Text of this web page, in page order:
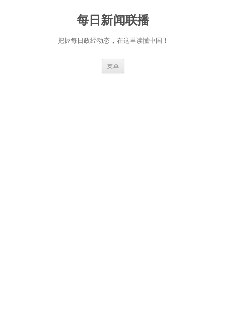
每日新闻联播
把握每日政经动态，在这里读懂中国！
菜单